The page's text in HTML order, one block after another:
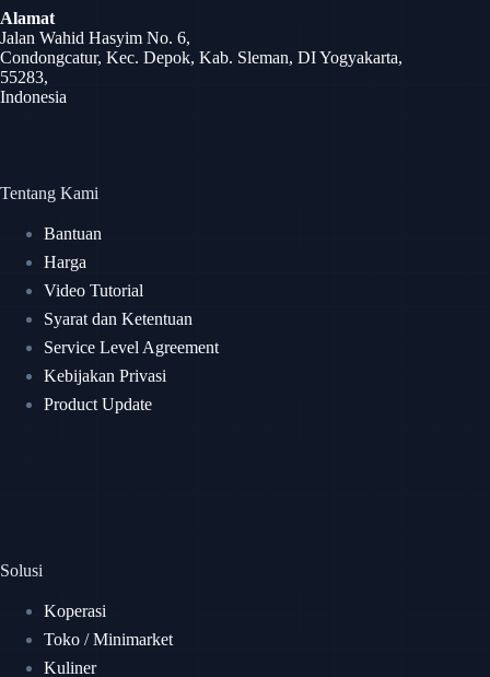
Alamat
Jalan Wahid Hasyim No. 6,
Condongcatur, Kec. Depok, Kab. Sleman, DI Yogyakarta,
55283,
Indonesia
Tentang Kami
Bantuan
Harga
Video Tutorial
Syarat dan Ketentuan
Service Level Agreement
Kebijakan Privasi
Product Update
Solusi
Koperasi
Toko / Minimarket
Kuliner